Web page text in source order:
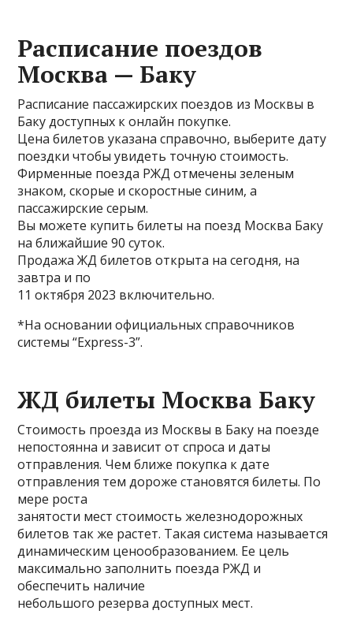
Расписание поездов
Москва — Баку
Расписание пассажирских поездов из Москвы в
Баку доступных к онлайн покупке.
Цена билетов указана справочно, выберите дату
поездки чтобы увидеть точную стоимость.
Фирменные поезда РЖД отмечены зеленым
знаком, скорые и скоростные синим, а
пассажирские серым.
Вы можете купить билеты на поезд Москва Баку
на ближайшие 90 суток.
Продажа ЖД билетов открыта на сегодня, на
завтра и по
11 октября 2023 включительно.
*На основании официальных справочников
системы “Express-3”.
ЖД билеты Москва Баку
Стоимость проезда из Москвы в Баку на поезде
непостоянна и зависит от спроса и даты
отправления. Чем ближе покупка к дате
отправления тем дороже становятся билеты. По
мере роста
занятости мест стоимость железнодорожных
билетов так же растет. Такая система называется
динамическим ценообразованием. Ее цель
максимально заполнить поезда РЖД и
обеспечить наличие
небольшого резерва доступных мест.